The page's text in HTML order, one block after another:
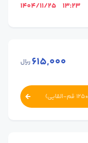
13:23
1404/11/25
615,000ریال
)